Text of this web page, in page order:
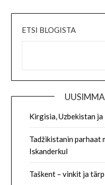
ETSI BLOGISTA
Kirgisia, Uzbekistan
Tadžikistanin parhaat
Iskanderkul
Taškent – vinkit ja